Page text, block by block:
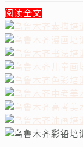
阅读全文